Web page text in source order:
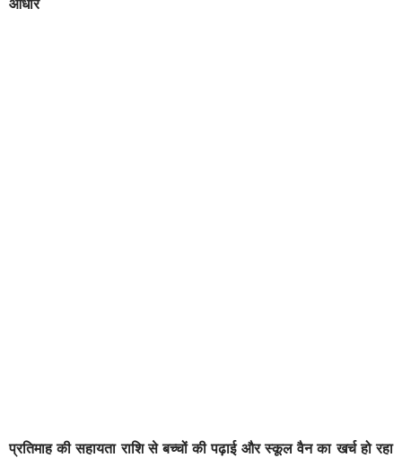
आधार
प्रतिमाह की सहायता राशि से बच्चों की पढ़ाई और स्कूल वैन का खर्च हो रहा